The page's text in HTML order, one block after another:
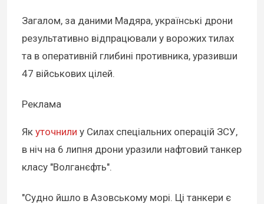
Загалом, за даними Мадяра, українські дрони
результативно відпрацювали у ворожих тилах
та в оперативній глибині противника, уразивши
47 військових цілей.
Реклама
Як уточнили у Силах спеціальних операцій ЗСУ,
в ніч на 6 липня дрони уразили нафтовий танкер
класу "Волганєфть".
"Судно йшло в Азовському морі. Ці танкери є